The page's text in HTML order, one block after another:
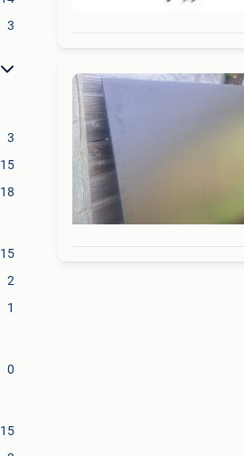
3
3
15
18
15
2
1
0
15